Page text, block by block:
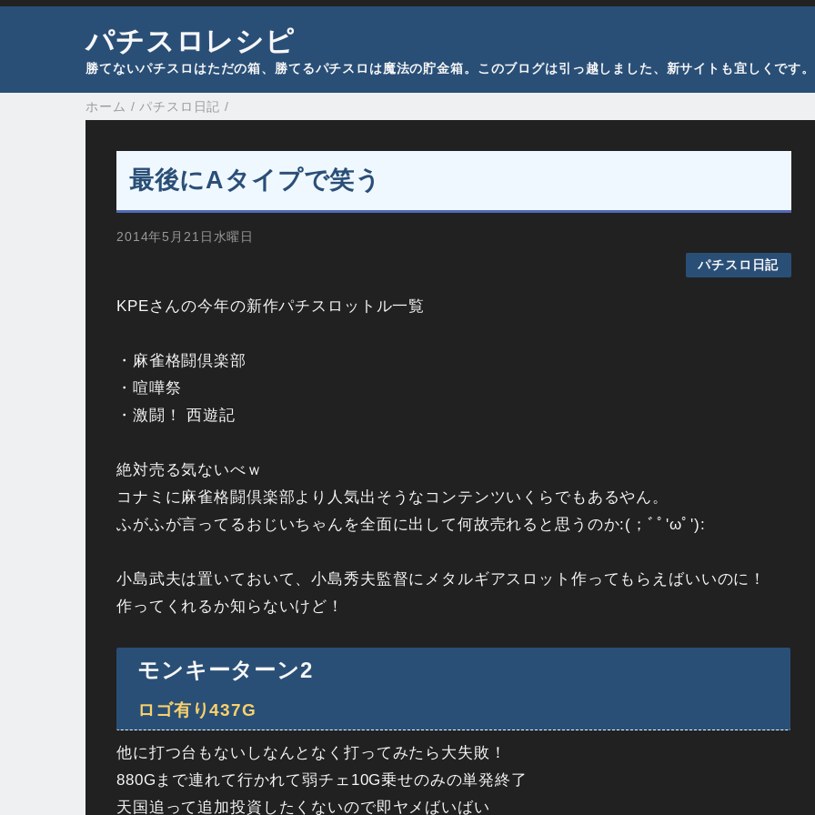
パチスロレシピ
勝てないパチスロはただの箱、勝てるパチスロは魔法の貯金箱。このブログは引っ越しました、新サイトも宜しくです。
ホーム / パチスロ日記 /
最後にAタイプで笑う
2014年5月21日水曜日
パチスロ日記
KPEさんの今年の新作パチスロットル一覧
・麻雀格闘倶楽部
・喧嘩祭
・激闘！ 西遊記
絶対売る気ないべｗ
コナミに麻雀格闘倶楽部より人気出そうなコンテンツいくらでもあるやん。
ふがふが言ってるおじいちゃんを全面に出して何故売れると思うのか:(；ﾞﾟ'ωﾟ'):
小島武夫は置いておいて、小島秀夫監督にメタルギアスロット作ってもらえばいいのに！
作ってくれるか知らないけど！
モンキーターン2
ロゴ有り437G
他に打つ台もないしなんとなく打ってみたら大失敗！
880Gまで連れて行かれて弱チェ10G乗せのみの単発終了
天国追って追加投資したくないので即ヤメばいばい